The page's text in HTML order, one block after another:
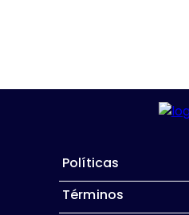
Políticas
Términos